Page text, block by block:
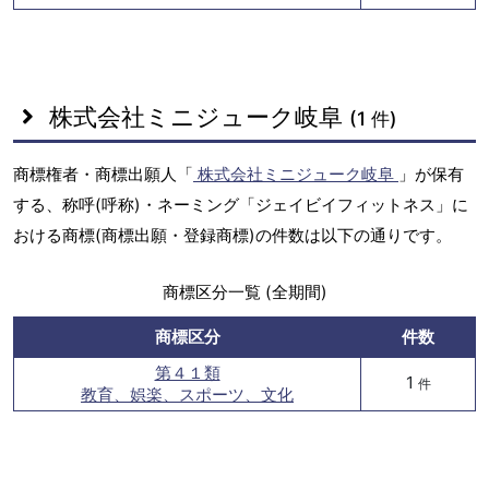
株式会社ミニジューク岐阜 (1 件)
商標権者・商標出願人「 株式会社ミニジューク岐阜 」が保有
する、称呼(呼称)・ネーミング「ジェイビイフィットネス」に
おける商標(商標出願・登録商標)の件数は以下の通りです。
商標区分一覧 (全期間)
商標区分
件数
第４１類
教育、娯楽、スポーツ、文化
1 件